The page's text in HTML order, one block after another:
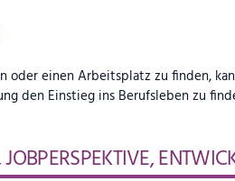
einen Arbeitsplatz zu finden,
den Einstieg ins Berufsleben zu